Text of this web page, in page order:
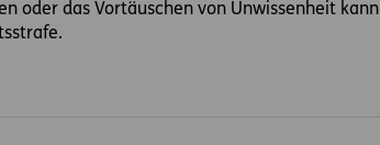
oder das Vortäuschen von Unwissenheit kann